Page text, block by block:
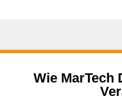
Wie MarTech